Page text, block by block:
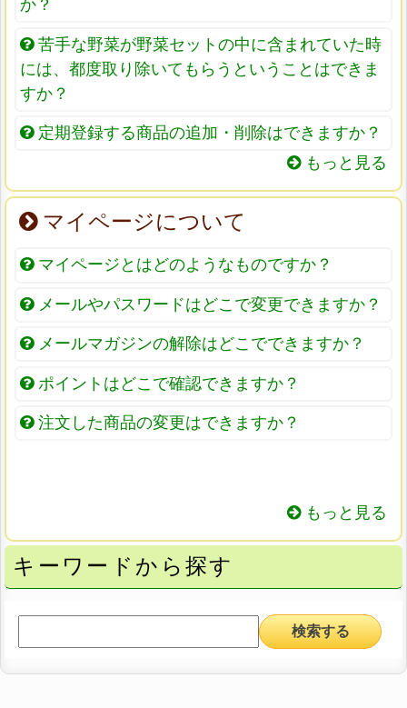
か？
苦手な野菜が野菜セットの中に含まれていた時
には、都度取り除いてもらうということはできま
すか？
定期登録する商品の追加・削除はできますか？
もっと見る
マイページについて
マイページとはどのようなものですか？
メールやパスワードはどこで変更できますか？
メールマガジンの解除はどこでできますか？
ポイントはどこで確認できますか？
注文した商品の変更はできますか？
もっと見る
キーワードから探す